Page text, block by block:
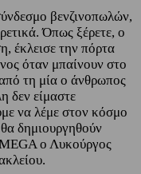
βενζινοπωλών,
Όπως ξέρετε, ο
έκλεισε την πόρτα
όταν μπαίνουν στο
τη μία ο άνθρωπος
δεν είμαστε
να λέμε στον κόσμο
δημιουργηθούν
ο Λυκούργος